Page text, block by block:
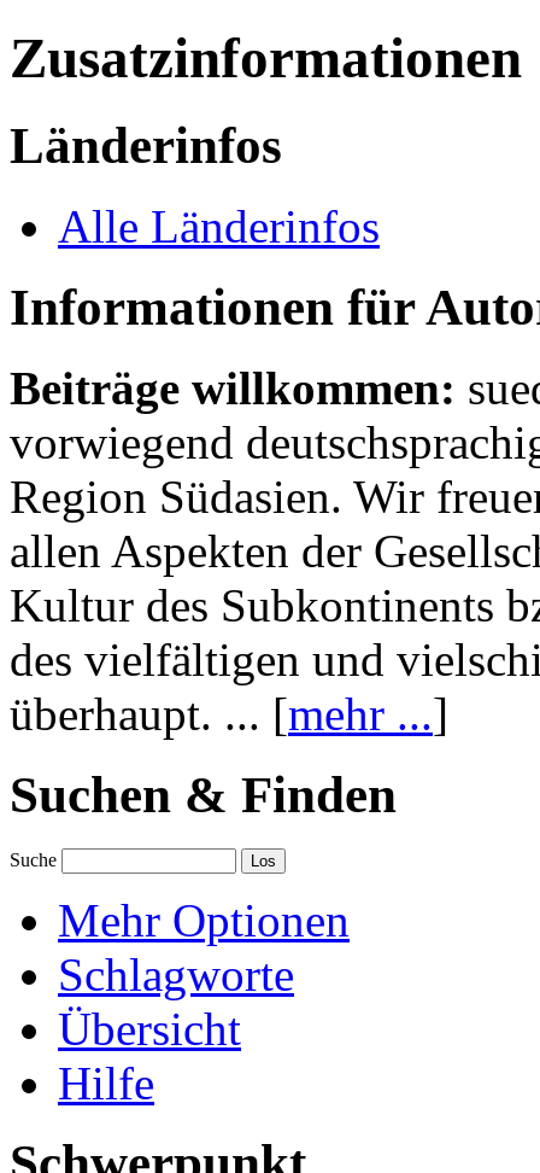
Zusatzinformationen
Länderinfos
Alle Länderinfos
Informationen für
Beiträge willkommen:
vorwiegend
Region Südasien. Wir
allen Aspekten der
Kultur des Subkontinents
des vielfältigen und
überhaupt. ... [mehr ...]
Suchen & Finden
Suche
Mehr Optionen
Schlagworte
Übersicht
Hilfe